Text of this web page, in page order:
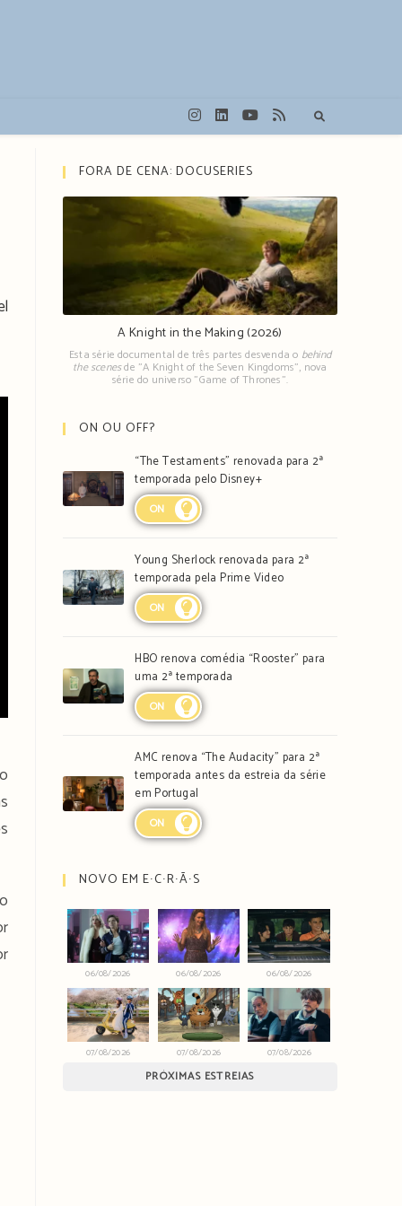
FORA DE CENA: DOCUSERIES
A Knight in the Making (2026)
Esta série documental de três partes desvenda o behind
the scenesde "A Knight of the Seven Kingdoms", nova
série do universo "Game of Thrones".
ON OU OFF?
“The Testaments” renovada para 2ª
temporada pelo Disney+
ON
Young Sherlock renovada para 2ª
temporada pela Prime Video
ON
HBO renova comédia “Rooster” para
uma 2ª temporada
ON
AMC renova “The Audacity” para 2ª
temporada antes da estreia da série
em Portugal
ON
NOVO EM E∙C∙R∙Ã∙S
06/08/2026 06/08/2026 06/08/2026
07/08/2026 07/08/2026 07/08/2026
PRÓXIMAS ESTREIAS